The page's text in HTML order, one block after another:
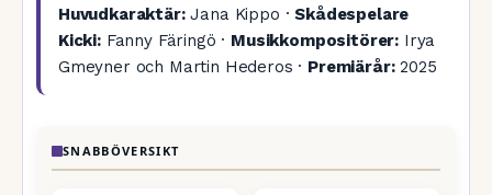
Huvudkaraktär:Jana Kippo ·Skådespelare
Kicki:Fanny Färingö · Musikkompositörer: Irya
Gmeyner och Martin Hederos · Premiärår:2025
SNABBÖVERSIKT